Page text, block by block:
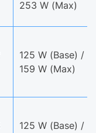
253 W (Max)
125 W (Base) /
159 W (Max)
125 W (Base) /